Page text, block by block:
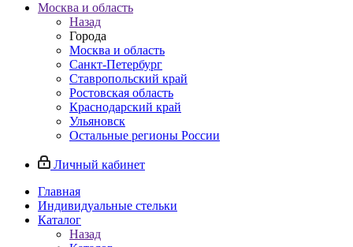
Москва и область
Назад
Города
Москва и область
Санкт-Петербург
Ставропольский край
Ростовская область
Краснодарский край
Ульяновск
Остальные регионы России
Личный кабинет
Главная
Индивидуальные стельки
Каталог
Назад